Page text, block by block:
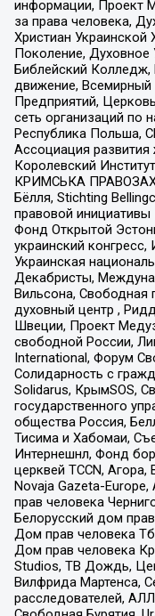
информации, Проект
за права человека,
Христиан Украинской
Поколение,
Библейский Колледж,
движение, Всемирный
Предприятий,
сеть организаций по
Республика
Ассоциация развития
Королевский
КРИМСЬКА
Бёлля, Stichting
правовой
Фонд Открытой
украинский
Украинская
Декабристы,
Вильсона, Свободная
духовный центр ,
Швеции, Проект
свободной России,
International, Форум
Солидарность с
Solidarus, КрымSOS,
государственного
общества Россия,
Тисима и Хабомаи,
Интернешнл, Фонд
церквей TCCN,
Novaja Gazeta-
прав человека
Белорусский дом
Дом прав человека
Дом прав человека
Studios, ТВ Дождь,
Вилфрида Мартенса,
расследователей,